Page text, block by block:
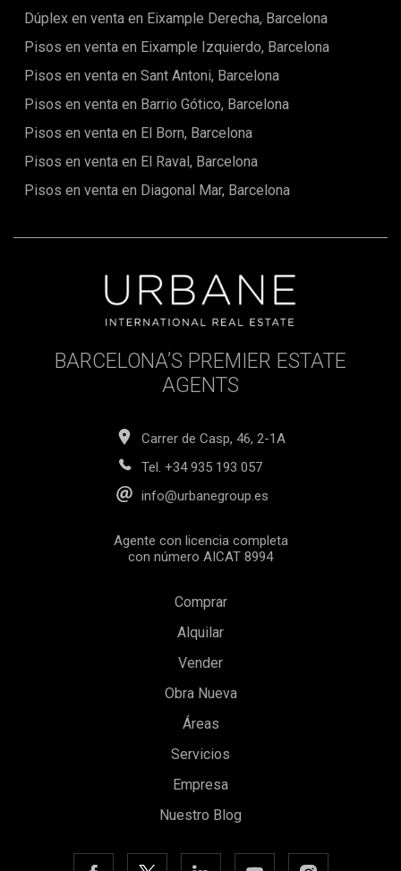
Dúplex en venta en Eixample Derecha, Barcelona
Pisos en venta en Eixample Izquierdo, Barcelona
Pisos en venta en Sant Antoni, Barcelona
Pisos en venta en Barrio Gótico, Barcelona
Pisos en venta en El Born, Barcelona
Pisos en venta en El Raval, Barcelona
Pisos en venta en Diagonal Mar, Barcelona
BARCELONA’S PREMIER ESTATE
AGENTS
Carrer de Casp, 46, 2-1A
Tel. +34 935 193 057
info@urbanegroup.es
Agente con licencia completa
con número AICAT 8994
Comprar
Alquilar
Vender
Obra Nueva
Áreas
Servicios
Empresa
Nuestro Blog